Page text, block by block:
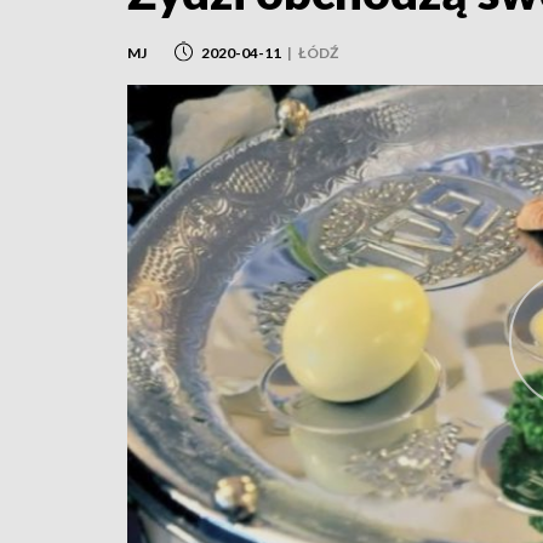
MJ 2020-04-11 | ŁÓDŹ